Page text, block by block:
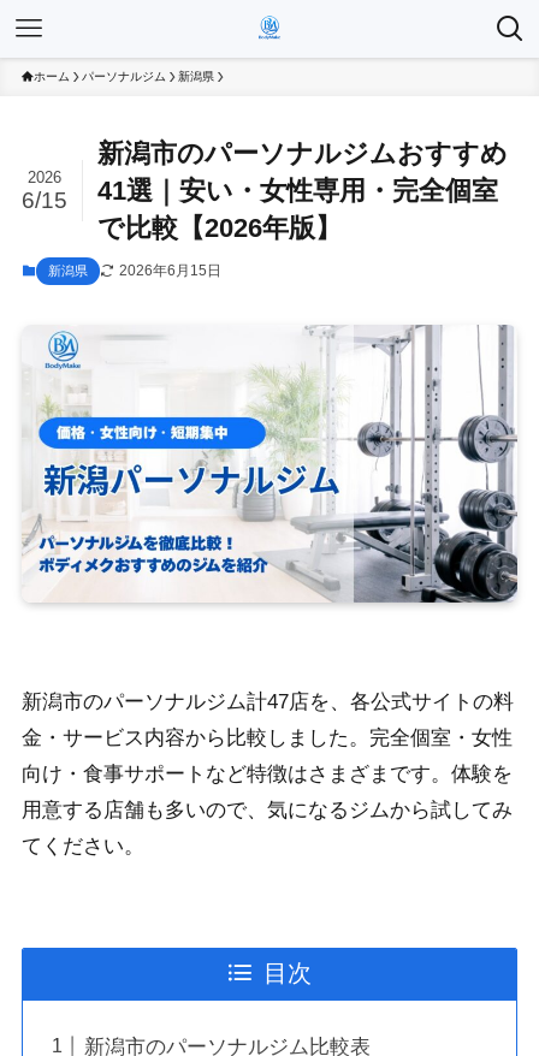
ホーム パーソナルジム 新潟県
新潟市のパーソナルジムおすすめ
41選｜安い・女性専用・完全個室
で比較【2026年版】
2026
6/15
新潟県 2026年6月15日
新潟市のパーソナルジム計47店を、各公式サイトの料
金・サービス内容から比較しました。完全個室・女性
向け・食事サポートなど特徴はさまざまです。体験を
用意する店舗も多いので、気になるジムから試してみ
てください。
目次
新潟市のパーソナルジム比較表